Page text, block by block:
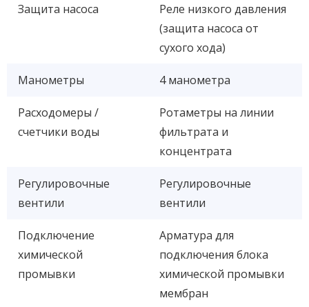
Защита насоса
Реле низкого давления
(защита насоса от
сухого хода)
Манометры 4 манометра
Расходомеры /
счетчики воды
Ротаметры на линии
фильтрата и
концентрата
Регулировочные
вентили
Регулировочные
вентили
Подключение
химической
промывки
Арматура для
подключения блока
химической промывки
мембран